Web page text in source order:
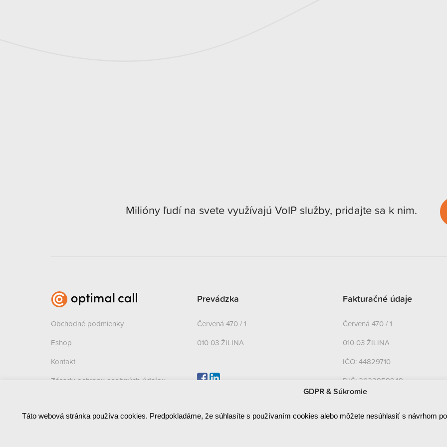
Milióny ľudí na svete využívajú VoIP služby, pridajte sa k nim.
Obchodné podmienky
Eshop
Kontakt
Zásady ochrany osobných údajov
Prevádzka
Červená 470 / 1
010 03 ŽILINA
Fakturačné údaje
Červená 470 / 1
010 03 ŽILINA
IČO: 44829710
DIČ: 2022858948
GDPR & Súkromie
Táto webová stránka používa cookies. Predpokladáme, že súhlasíte s používaním cookies alebo môžete nesúhlasiť s návrhom